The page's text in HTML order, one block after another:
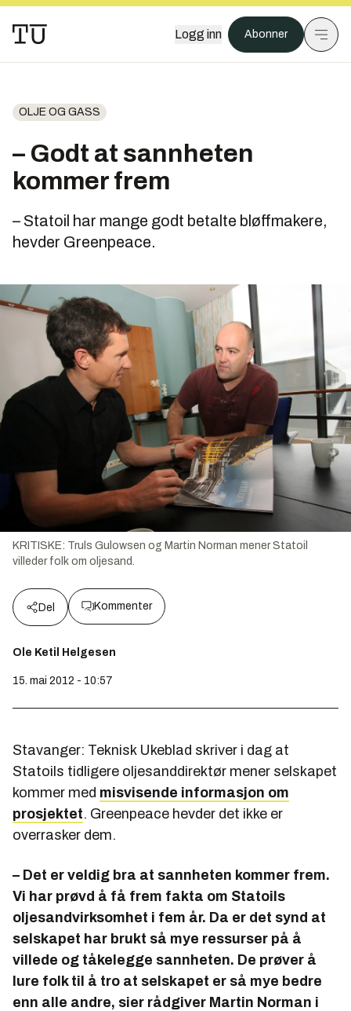
Logg inn Abonner
OLJE OG GASS
– Godt at sannheten
kommer frem
– Statoil har mange godt betalte bløffmakere,
hevder Greenpeace.
KRITISKE: Truls Gulowsen og Martin Norman mener Statoil
villeder folk om oljesand.
Del Kommenter
Ole Ketil Helgesen
15. mai 2012 - 10:57
Stavanger: Teknisk Ukeblad skriver i dag at
Statoils tidligere oljesanddirektør mener selskapet
kommer med misvisende informasjon om
prosjektet. Greenpeace hevder det ikke er
overrasker dem.
– Det er veldig bra at sannheten kommer frem.
Vi har prøvd å få frem fakta om Statoils
oljesandvirksomhet i fem år. Da er det synd at
selskapet har brukt så mye ressurser på å
villede og tåkelegge sannheten. De prøver å
lure folk til å tro at selskapet er så mye bedre
enn alle andre, sier rådgiver Martin Norman i